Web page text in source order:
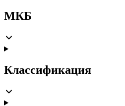
МКБ
Классификация